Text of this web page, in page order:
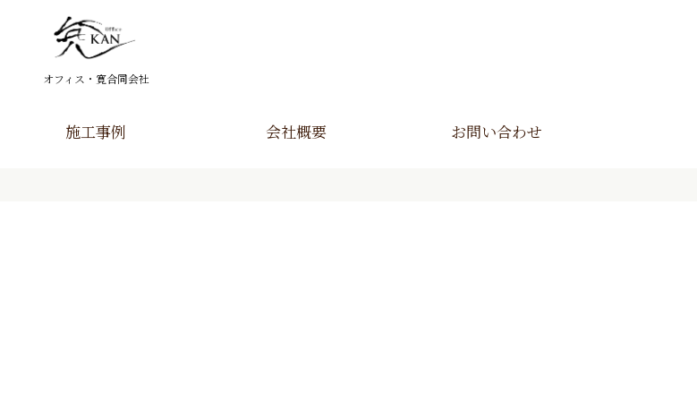
オフィス・寛合同会社
施工事例 会社概要 お問い合わせ